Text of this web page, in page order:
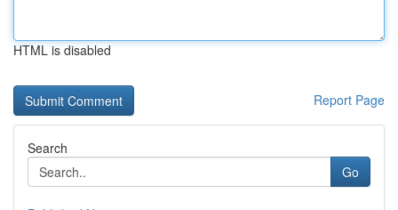
HTML is disabled
Report Page
Search
Go